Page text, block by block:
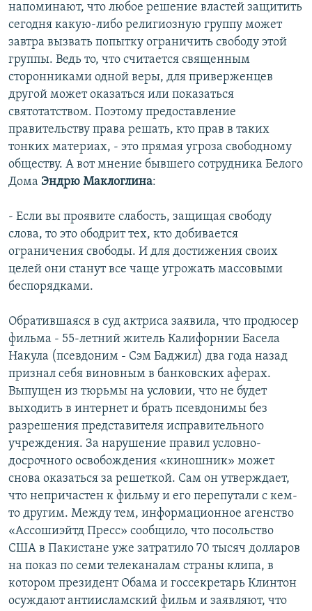
напоминают, что любое решение властей защитить
сегодня какую-либо религиозную группу может
завтра вызвать попытку ограничить свободу этой
группы. Ведь то, что считается священным
сторонниками одной веры, для приверженцев
другой может оказаться или показаться
святотатством. Поэтому предоставление
правительству права решать, кто прав в таких
тонких материах, - это прямая угроза свободному
обществу. А вот мнение бывшего сотрудника Белого
Дома Эндрю Маклоглина:
- Если вы проявите слабость, защищая свободу
слова, то это ободрит тех, кто добивается
ограничения свободы. И для достижения своих
целей они станут все чаще угрожать массовыми
беспорядками.
Обратившаяся в суд актриса заявила, что продюсер
фильма - 55-летний житель Калифорнии Басела
Накула (псевдоним - Сэм Баджил) два года назад
признал себя виновным в банковских аферах.
Выпущен из тюрьмы на условии, что не будет
выходить в интернет и брать псевдонимы без
разрешения представителя исправительного
учреждения. За нарушение правил условно-
досрочного освобождения «киношник» может
снова оказаться за решеткой. Сам он утверждает,
что непричастен к фильму и его перепутали с кем-
то другим. Между тем, информационное агенство
«Ассошиэйтд Пресс» сообщило, что посольство
США в Пакистане уже затратило 70 тысяч долларов
на показ по семи телеканалам страны клипа, в
котором президент Обама и госсекретарь Клинтон
осуждают антиисламский фильм и заявляют, что